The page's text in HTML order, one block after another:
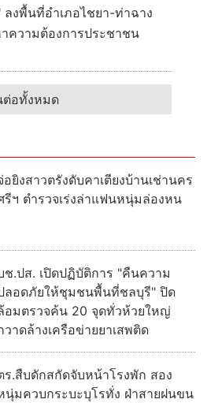
งพื้นที่อำเภอไชยา-ท่าฉาง
ความต้องการประชาชน
ต่อทั้งหมด
อยิงสาวตรังดับคาเตียงบ้านเช่านคร
รีฯ ตำรวจเร่งล่าแฟนหนุ่มล่องหน
ช.ปส. เปิดปฏิบัติการ "คืนความ
ลอดภัยให้ชุมชนพื้นที่ชลบุรี" ปิด
อมตรวจค้น 20 จุดทั่วห้วยใหญ่
วาดล้างเครือข่ายยาเสพติด
ร.สืบดักสกัดจับหน้าโรงพัก สอง
นุ่มควบกระบะบุโรทั่ง ฝ่าสายฝนขน